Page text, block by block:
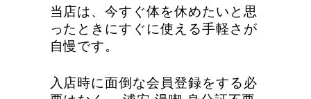
当店は、今すぐ体を休めたいと思
ったときにすぐに使える手軽さが
自慢です。
入店時に面倒な会員登録をする必